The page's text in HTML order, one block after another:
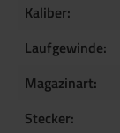
Kaliber:
Laufgewinde:
Magazinart:
Stecker: